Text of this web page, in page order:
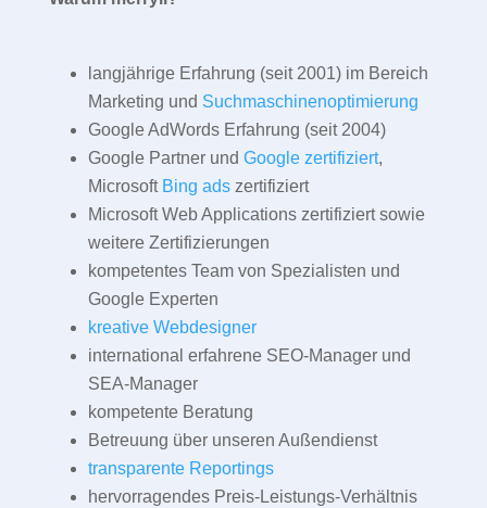
langjährige Erfahrung (seit 2001) im Bereich
Marketing und Suchmaschinenoptimierung
Google AdWords Erfahrung (seit 2004)
Google Partner und Google zertifiziert,
Microsoft Bing adszertifiziert
Microsoft Web Applications zertifiziert sowie
weitere Zertifizierungen
kompetentes Team von Spezialisten und
Google Experten
kreative Webdesigner
international erfahrene SEO-Manager und
SEA-Manager
kompetente Beratung
Betreuung über unseren Außendienst
transparente Reportings
hervorragendes Preis-Leistungs-Verhältnis